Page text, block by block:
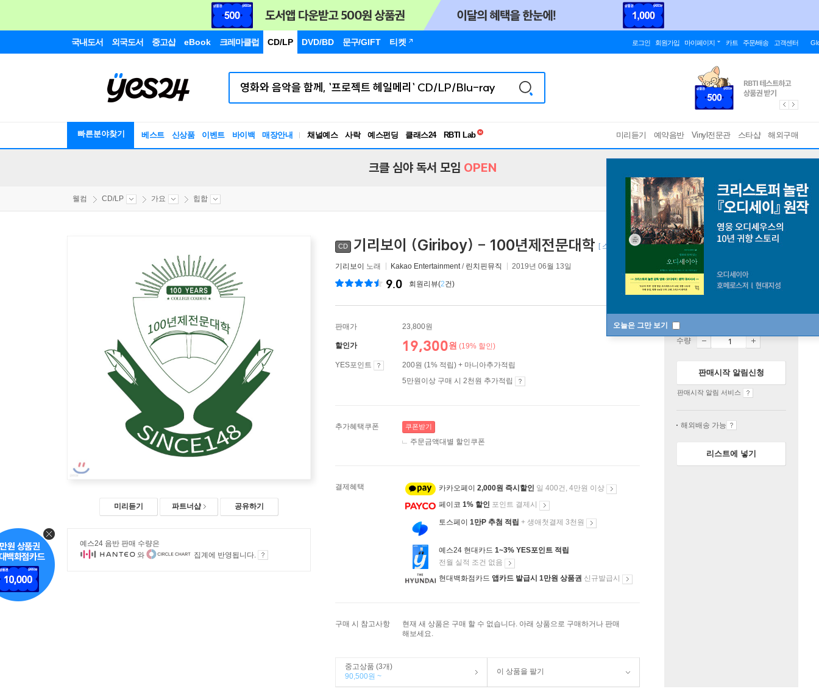
국내도서 외국도서 중고샵 eBook 크레마클럽 CD/LP DVD/BD 문구/GIFT 티켓 로그인 회원가입 마이페이지 카트 주문/배송 고객센터
빠른분야찾기 베스트 신상품 이벤트 바이백 매장안내 채널예스 사락 예스펀딩 클래스24
독서유형검사
미리듣기 예약음반 Vinyl전문관 스타샵 해외구매
오늘은 그만 보기
크클 심야 독서 모임 OPEN
웰컴 CD/LP 가요 힙합
미리듣기 파트너샵 공유하기
예스24 음반 판매 수량은
와
집계에 반영됩니다.
CD 기리보이 (Giriboy) - 100년제전문대학 [ 스티커 10종 + 연필 2자루 + 접지 포스터 2종 ]
기리보이 노래 Kakao Entertainment/ 린치핀뮤직 2019년 06월 13일
9.0 회원리뷰(2건)
판매가 23,800원
할인가 19,300원 (19% 할인)
YES포인트
200원 (1% 적립) + 마니아추가적립
5만원이상 구매 시 2천원 추가적립
추가혜택쿠폰 쿠폰받기
주문금액대별 할인쿠폰
결제혜택 카카오페이 2,000원 즉시할인 일 400건, 4만원 이상
페이코 1% 할인 포인트 결제시
토스페이 1만P 추첨 적립 + 생애첫결제 3천원
예스24 현대카드 1~3% YES포인트 적립
전월 실적 조건 없음
현대백화점카드 앱카드 발급시 1만원 상품권 신규발급시
구매 시 참고사항
현재 새 상품은 구매 할 수 없습니다. 아래 상품으로 구매하거나 판매
해보세요.
중고상품 (3개)
90,500원 ~
이 상품을 팔기
품절
수량
판매시작 알림신청
판매시작 알림 서비스
해외배송 가능
리스트에 넣기